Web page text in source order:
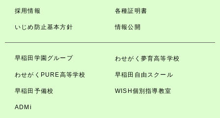
採用情報 各種証明書
いじめ防止基本方針 情報公開
早稲田学園グループ わせがく夢育高等学校
わせがくPURE高等学校 早稲田自由スクール
早稲田予備校 WISH個別指導教室
ADMi